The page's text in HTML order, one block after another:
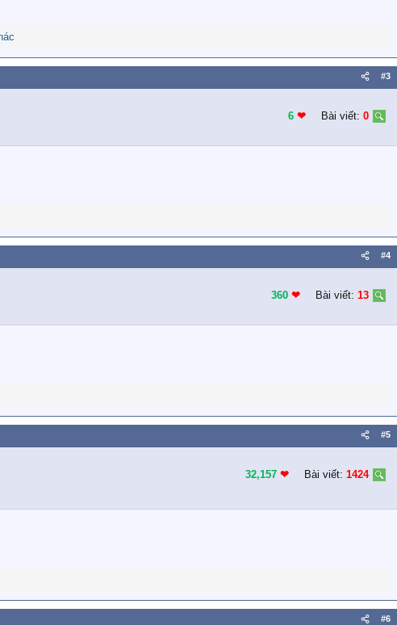
#3
6 ❤︎ Bài viết: 0
#4
360 ❤︎ Bài viết: 13
#5
32,157 ❤︎ Bài viết: 1424
#6